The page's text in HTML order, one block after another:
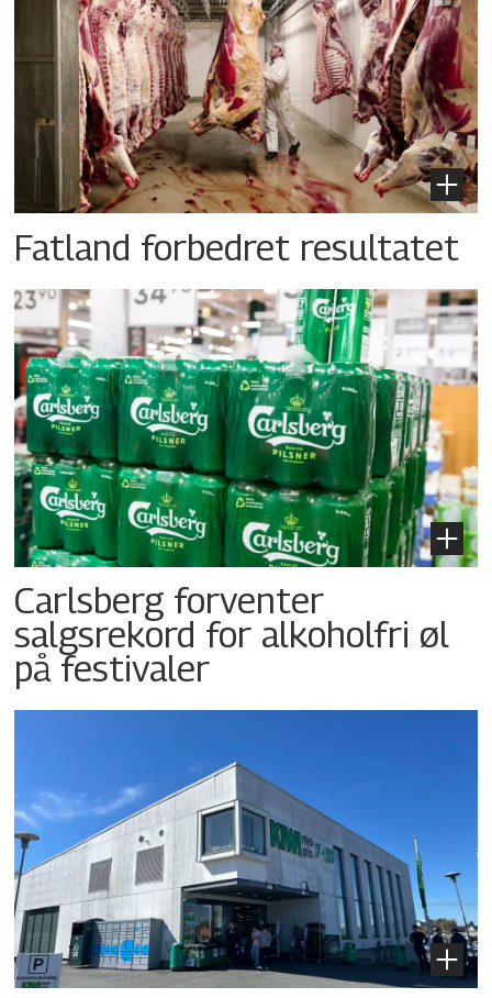
Fatland forbedret resultatet
Carlsberg forventer
salgsrekord for alkoholfri øl
på festivaler